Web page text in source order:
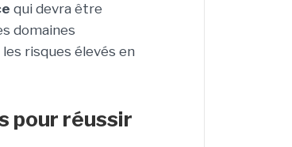
qui devra être
domaines
risques élevés en
pour réussir